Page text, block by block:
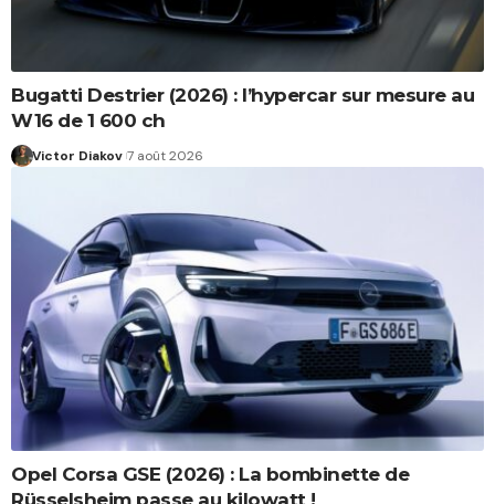
Bugatti Destrier (2026) : l’hypercar sur mesure au
W16 de 1 600 ch
Victor Diakov 7 août 2026
Opel Corsa GSE (2026) : La bombinette de